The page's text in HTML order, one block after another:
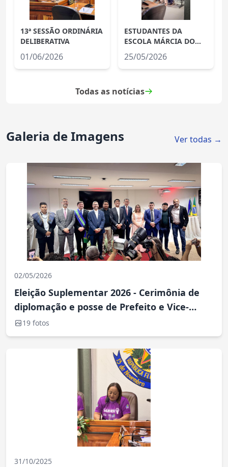
13ª SESSÃO ORDINÁRIA
DELIBERATIVA
01/06/2026
ESTUDANTES DA
ESCOLA MÁRCIA DO
SOCORRO VISITAM O
PODER LEGISLATIVO
25/05/2026
Todas as notícias
Galeria de Imagens Ver todas →
02/05/2026
Eleição Suplementar 2026 - Cerimônia de
diplomação e posse de Prefeito e Vice-
Prefeito - Realizado no auditório do Fórum
de Oiapoque-AP.
19 fotos
31/10/2025